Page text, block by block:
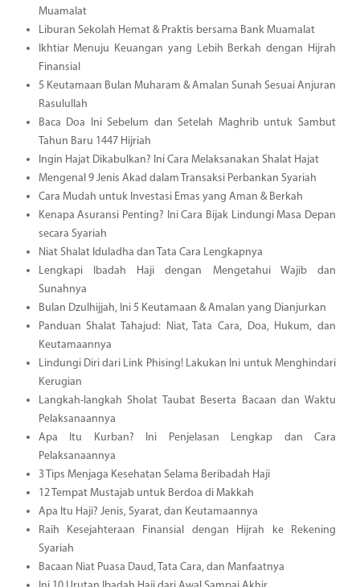
Muamalat
Liburan Sekolah Hemat & Praktis bersama Bank Muamalat
Ikhtiar Menuju Keuangan yang Lebih Berkah dengan Hijrah
Finansial
5 Keutamaan Bulan Muharam & Amalan Sunah Sesuai Anjuran
Rasulullah
Baca Doa Ini Sebelum dan Setelah Maghrib untuk Sambut
Tahun Baru 1447 Hijriah
Ingin Hajat Dikabulkan? Ini Cara Melaksanakan Shalat Hajat
Mengenal 9 Jenis Akad dalam Transaksi Perbankan Syariah
Cara Mudah untuk Investasi Emas yang Aman & Berkah
Kenapa Asuransi Penting? Ini Cara Bijak Lindungi Masa Depan
secara Syariah
Niat Shalat Iduladha dan Tata Cara Lengkapnya
Lengkapi Ibadah Haji dengan Mengetahui Wajib dan
Sunahnya
Bulan Dzulhijjah, Ini 5 Keutamaan & Amalan yang Dianjurkan
Panduan Shalat Tahajud: Niat, Tata Cara, Doa, Hukum, dan
Keutamaannya
Lindungi Diri dari Link Phising! Lakukan Ini untuk Menghindari
Kerugian
Langkah-langkah Sholat Taubat Beserta Bacaan dan Waktu
Pelaksanaannya
Apa Itu Kurban? Ini Penjelasan Lengkap dan Cara
Pelaksanaannya
3 Tips Menjaga Kesehatan Selama Beribadah Haji
12 Tempat Mustajab untuk Berdoa di Makkah
Apa Itu Haji? Jenis, Syarat, dan Keutamaannya
Raih Kesejahteraan Finansial dengan Hijrah ke Rekening
Syariah
Bacaan Niat Puasa Daud, Tata Cara, dan Manfaatnya